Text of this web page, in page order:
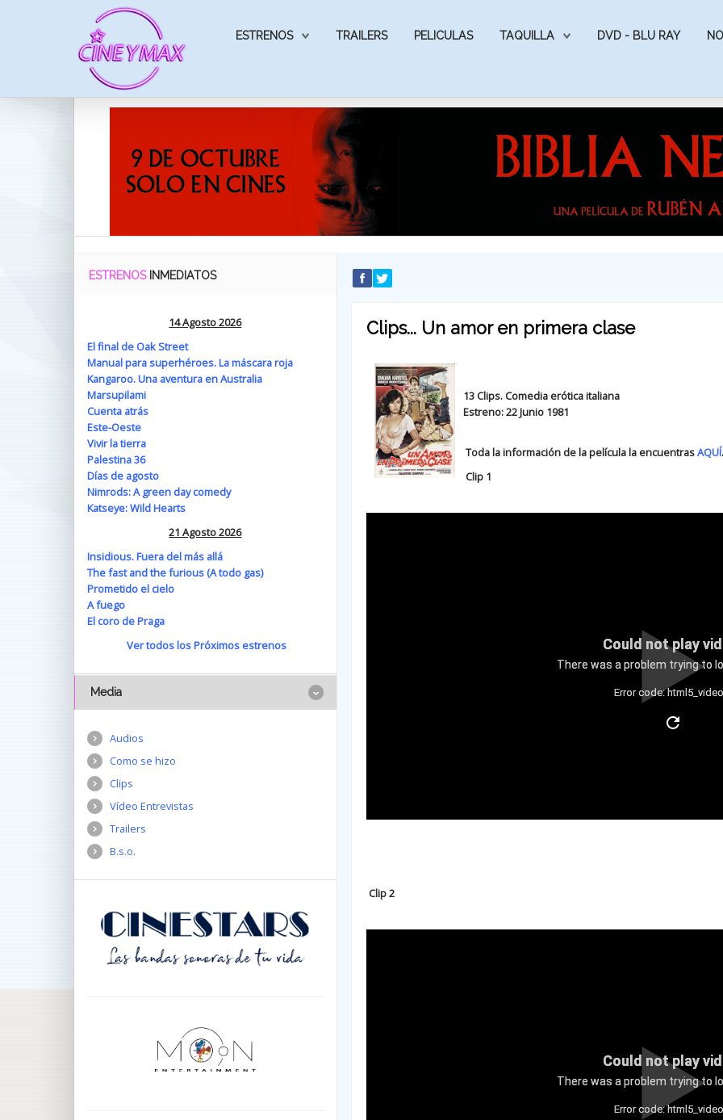
ESTRENOS TRAILERS PELICULAS TAQUILLA DVD - BLU RAY
Clips... Un amor en primera clase
13 Clips. Comedia erótica italiana
Estreno: 22 Junio 1981
Toda la información de la película la encuentrasAQUÍ.
Clip 1
Could not play
There was a problem trying to
Error code:
Clip 2
Could not play
There was a problem trying to
Error code:
ESTRENOS INMEDIATOS
14 Agosto 2026
El final de Oak Street
Manual para superhéroes. La máscara roja
Kangaroo. Una aventura en Australia
Marsupilami
Cuenta atrás
Este-Oeste
Vivir la tierra
Palestina 36
Días de agosto
Nimrods: A green day comedy
Katseye: Wild Hearts
21 Agosto 2026
Insidious. Fuera del más allá
The fast and the furious (A todo gas)
Prometido el cielo
A fuego
El coro de Praga
Ver todos los Próximos estrenos
Media
Audios
Como se hizo
Clips
Vídeo Entrevistas
Trailers
B.s.o.